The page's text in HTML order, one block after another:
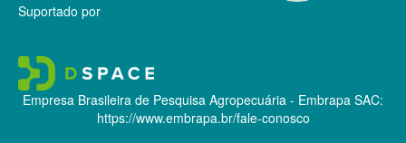
Suportado por
Empresa Brasileira de Pesquisa Agropecuária - Embrapa SAC:
https://www.embrapa.br/fale-conosco